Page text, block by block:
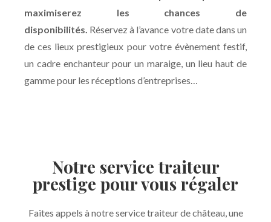
maximiserez les chances de
disponibilités. Réservez à l’avance votre date dans un
de ces lieux prestigieux pour votre évènement festif,
un cadre enchanteur pour un maraige, un lieu haut de
gamme pour les réceptions d’entreprises…
Notre service traiteur
prestige pour vous régaler
Faites appels à notre service traiteur de château, une